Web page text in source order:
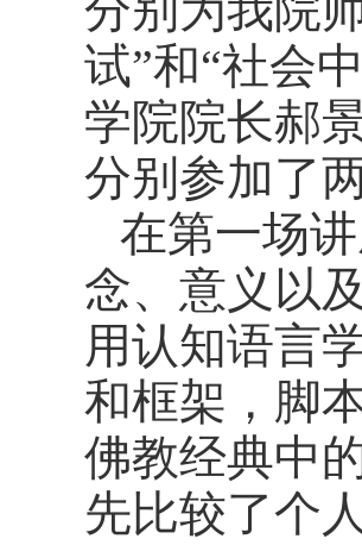
试”和“社会
学院院长郝
分别参加了
在第一场
念、意义以
用认知语言
和框架，脚
佛教经典中
先比较了个